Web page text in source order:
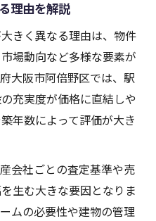
理由を解説
きく異なる理由は、物件
場動向など多様な要素が
大阪市阿倍野区では、駅
充実度が価格に直結しや
年数によって評価が大き
会社ごとの査定基準や売
生む大きな要因となりま
ムの必要性や建物の管理